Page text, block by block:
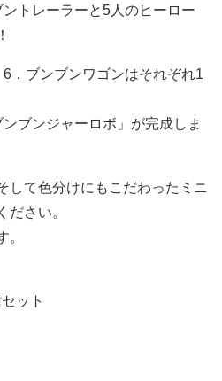
トレーラーと5人のヒーロー
．ブンブンワゴンはそれぞれ1
ブンジャーロボ」が完成しま
して色分けにもこだわったミニ
ださい。
。
ット